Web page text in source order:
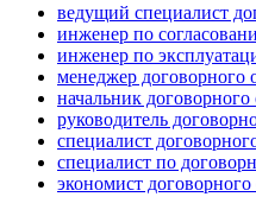
ведущий специалист
инженер по
инженер по
менеджер договорного
начальник договорного
руководитель
специалист
специалист по
экономист договорного